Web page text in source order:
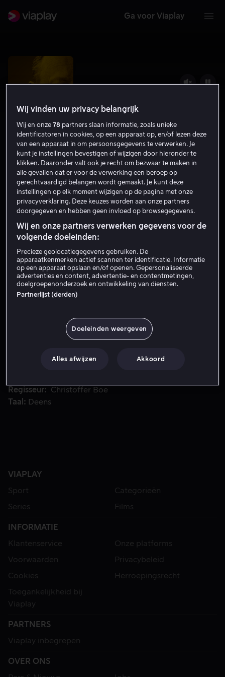
Ga voor Viaplay
Face to Face
6.8 Thrillers 2022 16
Probeer het nu
Bekijk de trailer
Bjørns dochter wordt dood teruggevonden en hij haar
Bjørns dochter wordt dood teruggevonden en hij haar
met moeilijke waarheden over zowel zijn dochter als
Regisseur
Christoffer Boe
Taal
Deens
VIAPLAY
Sport
Categorieën
Series
Films
INFORMATIE
Klantenservice
Onze platforms
Voorwaarden
Privacybeleid
Cookies
Herroepingsrecht
Toegankelijkheid bij
Viaplay
PARTNERS
Viaplay inbegrepen
OVER ONS
Wij vinden uw privacy belangrijk
Wij en onze78 partners slaan informatie, zoals unieke
identificatoren in cookies, op een apparaat op, en/of lezen deze
van een apparaat in om persoonsgegevens te verwerken. Je
kunt je instellingen bevestigen of wijzigen door hieronder te
klikken. Daaronder valt ook je recht om bezwaar te maken in
alle gevallen dat er voor de verwerking een beroep op
gerechtvaardigd belangen wordt gemaakt. Je kunt deze
instellingen op elk moment wijzigen op de pagina met onze
privacyverklaring. Deze keuzes worden aan onze partners
doorgegeven en hebben geen invloed op browsegegevens.
Wij en onze partners verwerken gegevens voor de
volgende doeleinden:
Precieze geolocatiegegevens gebruiken. De
apparaatkenmerken actief scannen ter identificatie. Informatie
op een apparaat opslaan en/of openen. Gepersonaliseerde
advertenties en content, advertentie- en contentmetingen,
doelgroepenonderzoek en ontwikkeling van diensten.
Partnerlijst (derden)
Doeleinden weergeven
Alles afwijzen Akkoord